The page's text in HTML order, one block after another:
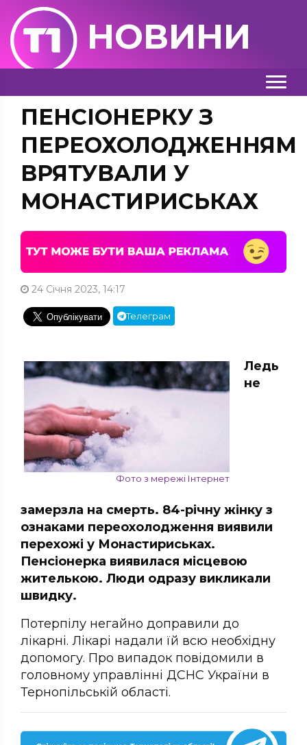
НОВИНИ
ПЕНСІОНЕРКУ З
ПЕРЕОХОЛОДЖЕННЯМ
ВРЯТУВАЛИ У
МОНАСТИРИСЬКАХ
24 Січня 2023, 14:17
Телеграм
Фото з мережі Інтернет
Ледь
не
замерзла на смерть. 84-річну жінку з
ознаками переохолодження виявили
перехожі у Монастириськах.
Пенсіонерка виявилася місцевою
жителькою. Люди одразу викликали
швидку.
Потерпілу негайно доправили до
лікарні. Лікарі надали їй всю необхідну
допомогу. Про випадок повідомили в
головному управлінні ДСНС України в
Тернопільській області.